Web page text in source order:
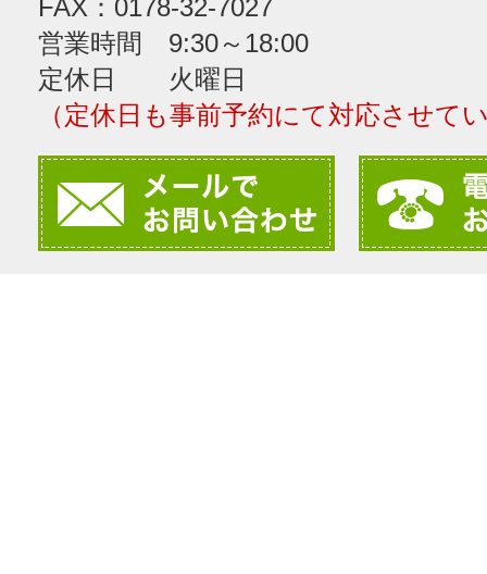
FAX：0178-32-7027
営業時間 9:30～18:00
定休日 火曜日
（定休日も事前予約にて対応させて